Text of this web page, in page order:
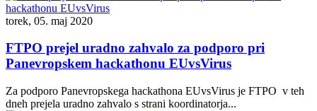
torek, 05. maj 2020
FTPO prejel uradno zahvalo za podporo pri
Panevropskem hackathonu EUvsVirus
Za podporo Panevropskega hackathona EUvsVirus je FTPO v teh
dneh prejela uradno zahvalo s strani koordinatorja...